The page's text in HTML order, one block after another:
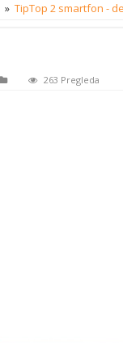
» TipTop 2 smartfon -
263 Pregleda